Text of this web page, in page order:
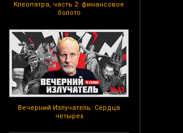
Клеопатра, часть 2: финансовое
болото
Вечерний Излучатель: Сердца
четырех